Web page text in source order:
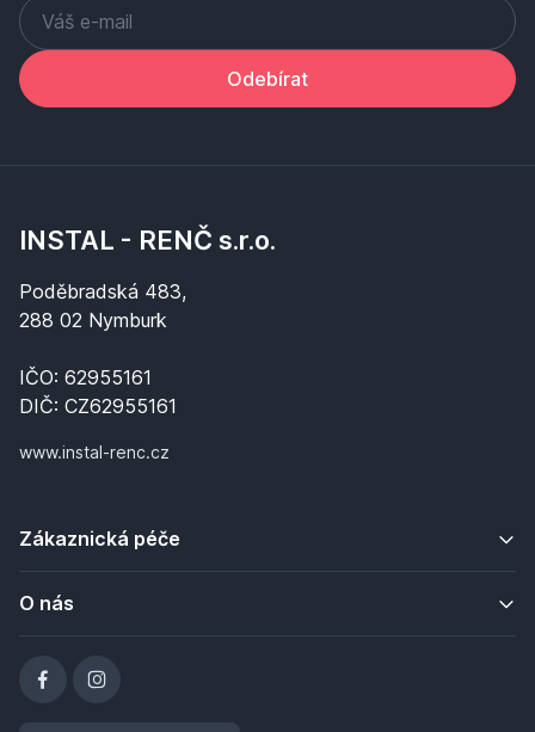
Odebírat
INSTAL - RENČ s.r.o.
Poděbradská 483,
288 02 Nymburk
IČO: 62955161
DIČ: CZ62955161
www.instal-renc.cz
Zákaznická péče
O nás